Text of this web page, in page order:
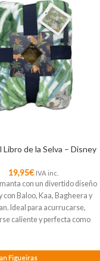
Libro de la Selva – Disney
19,95€ IVA inc.
con un divertido diseño
con Baloo, Kaa, Bagheera y
Ideal para acurrucarse,
caliente y perfecta como
Figueiras